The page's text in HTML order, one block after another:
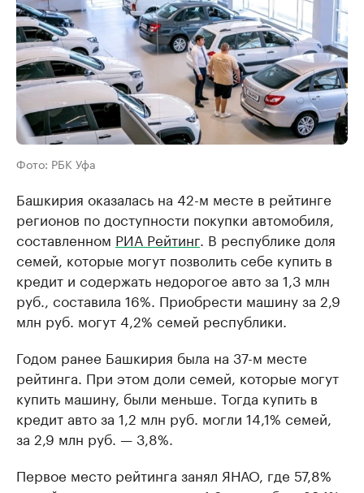
Фото: РБК Уфа
Башкирия оказалась на 42-м месте в рейтинге
регионов по доступности покупки автомобиля,
составленном РИА Рейтинг . В республике доля
семей, которые могут позволить себе купить в
кредит и содержать недорогое авто за 1,3 млн
руб., составила 16%. Приобрести машину за 2,9
млн руб. могут 4,2% семей республики.
Годом ранее Башкирия была на 37-м месте
рейтинга. При этом доли семей, которые могут
купить машину, были меньше. Тогда купить в
кредит авто за 1,2 млн руб. могли 14,1% семей,
за 2,9 млн руб. — 3,8%.
Первое место рейтинга занял ЯНАО, где 57,8%